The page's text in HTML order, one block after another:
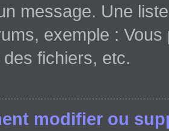
message. Une
exemple : Vous
des fichiers, etc.
modifier ou